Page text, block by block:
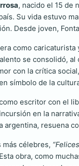
, nacido el 15 de
Su vida estuvo
Desde joven,
como
se consolidó,
con la crítica
símbolo de la
escritor con el
en la
argentina, resuena
más célebres,
obra, como